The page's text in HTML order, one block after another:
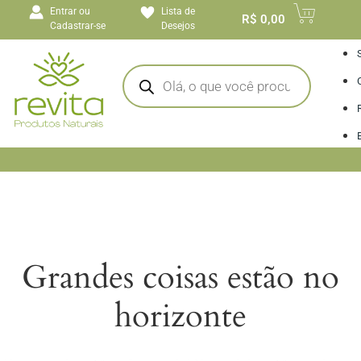
conteúdoEntrar ou
Cadastrar-se
Lista de
Desejos
R$ 0,00
Grandes coisas estão no
horizonte